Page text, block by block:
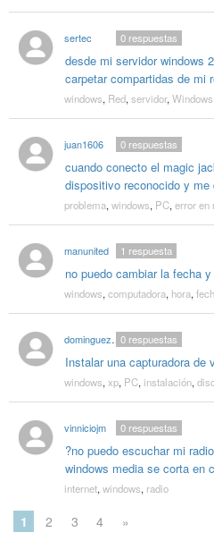
sertec
desde mi servidor windows
carpetar compartidas de mi
0respuestas
windows, Red, servidor,
juan1606
cuando conecto el magic
dispositivo reconocido y me
0respuestas
problema, windows, PC, error en
manunited
no puedo cambiar la fecha
1 respuesta
windows, computadora, hora,
dominguez2611
Instalar una capturadora de
0respuestas
windows, xp, PC, instalación,
vinniciojm
?no puedo escuchar mi
windows media se corta en
0respuestas
internet, windows, radio
1 2 3 4 »